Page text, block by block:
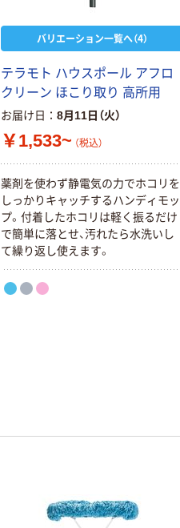
バリエーション一覧へ（4）
テラモト ハウスポール アフロ
クリーン ほこり取り 高所用
お届け日 8月11日（火）
￥1,533~ （税込）
薬剤を使わず静電気の力でホコリを
しっかりキャッチするハンディモッ
プ。付着したホコリは軽く振るだけ
で簡単に落とせ、汚れたら水洗いし
て繰り返し使えます。
オリジナル
ゴミ袋 エコノミ
ータイプ 乳白半
プ 詰替用 バイ
￥616~
パー ボックス
150組 5箱入 ア